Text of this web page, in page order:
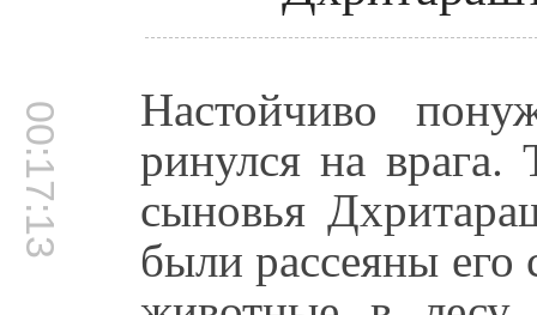
00:17:13 Настойчиво
ринулся на врага.
сыновья
были рассеяны его